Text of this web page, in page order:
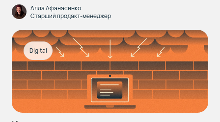
Алла Афанасенко
Старший продакт-менеджер
Digital